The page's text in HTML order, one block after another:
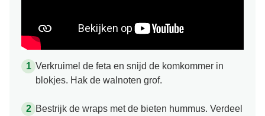
Verkruimel de feta en snijd de komkommer in
blokjes. Hak de walnoten grof.
Bestrijk de wraps met de bieten hummus. Verdeel